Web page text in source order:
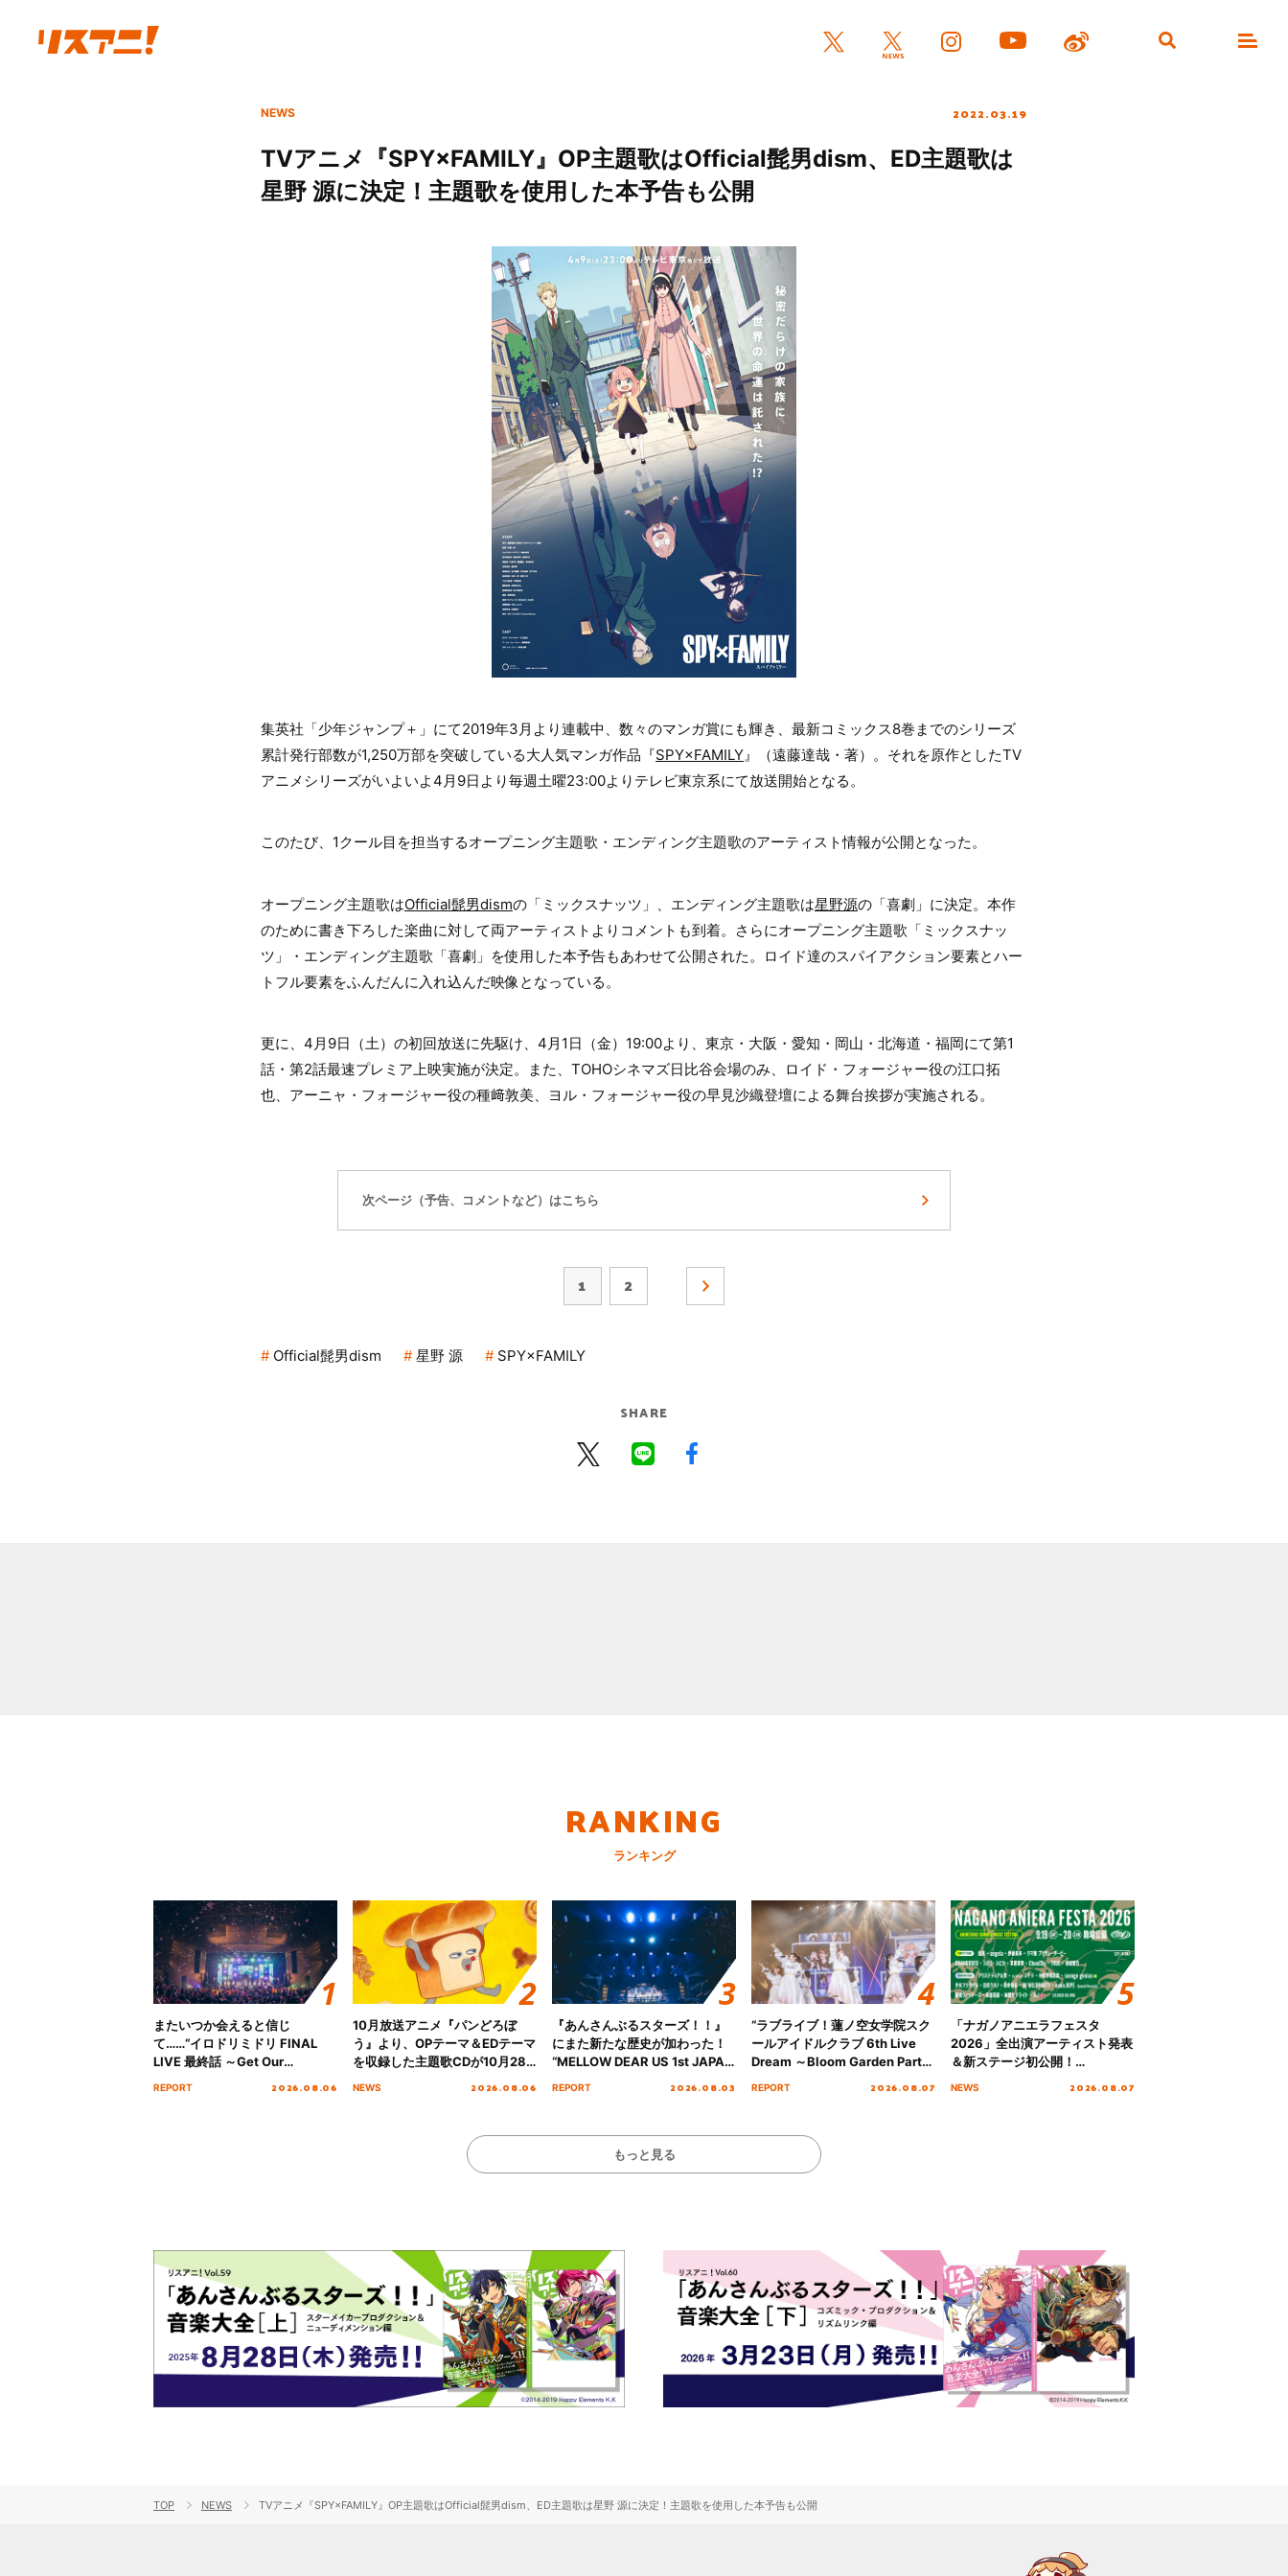
NEWS 2022.03.19
TVアニメ『SPY×FAMILY』OP主題歌はOfficial髭男dism、ED主題歌は
星野 源に決定！主題歌を使用した本予告も公開
集英社「少年ジャンプ＋」にて2019年3月より連載中、数々のマンガ賞にも輝き、最新コミックス8巻までのシリーズ
累計発行部数が1,250万部を突破している大人気マンガ作品『SPY×FAMILY』（遠藤達哉・著）。それを原作としたTV
アニメシリーズがいよいよ4月9日より毎週土曜23:00よりテレビ東京系にて放送開始となる。
このたび、1クール目を担当するオープニング主題歌・エンディング主題歌のアーティスト情報が公開となった。
オープニング主題歌はOfficial髭男dismの「ミックスナッツ」、エンディング主題歌は星野源の「喜劇」に決定。本作
のために書き下ろした楽曲に対して両アーティストよりコメントも到着。さらにオープニング主題歌「ミックスナッ
ツ」・エンディング主題歌「喜劇」を使用した本予告もあわせて公開された。ロイド達のスパイアクション要素とハー
トフル要素をふんだんに入れ込んだ映像となっている。
更に、4月9日（土）の初回放送に先駆け、4月1日（金）19:00より、東京・大阪・愛知・岡山・北海道・福岡にて第1
話・第2話最速プレミア上映実施が決定。また、TOHOシネマズ日比谷会場のみ、ロイド・フォージャー役の江口拓
也、アーニャ・フォージャー役の種﨑敦美、ヨル・フォージャー役の早見沙織登壇による舞台挨拶が実施される。
次ページ（予告、コメントなど）はこちら
1 2
Official髭男dism 星野 源 SPY×FAMILY
SHARE
RANKING
ランキング
またいつか会えると信じ
て……“イロドリミドリ FINAL
LIVE 最終話 ～Get Our
REPORT 2026.08.06
10月放送アニメ『パンどろぼ
う』より、OPテーマ＆EDテーマ
を収録した主題歌CDが10月28
NEWS 2026.08.06
『あんさんぶるスターズ！！』
にまた新たな歴史が加わった！
“MELLOW DEAR US 1st JAPAN
!!」Dear 横浜BUNTAI”をレポー
REPORT 2026.08.03
“ラブライブ！蓮ノ空女学院スク
ールアイドルクラブ 6th Live
Dream ～Bloom Garden Party
REPORT 2026.08.07
「ナガノアニエラフェスタ
2026」全出演アーティスト発表
＆新ステージ初公開！
初となる第3ステージの全貌が明
NEWS 2026.08.07
もっと見る
TOP NEWS TVアニメ『SPY×FAMILY』OP主題歌はOfficial髭男dism、ED主題歌は星野 源に決定！主題歌を使用した本予告も公開